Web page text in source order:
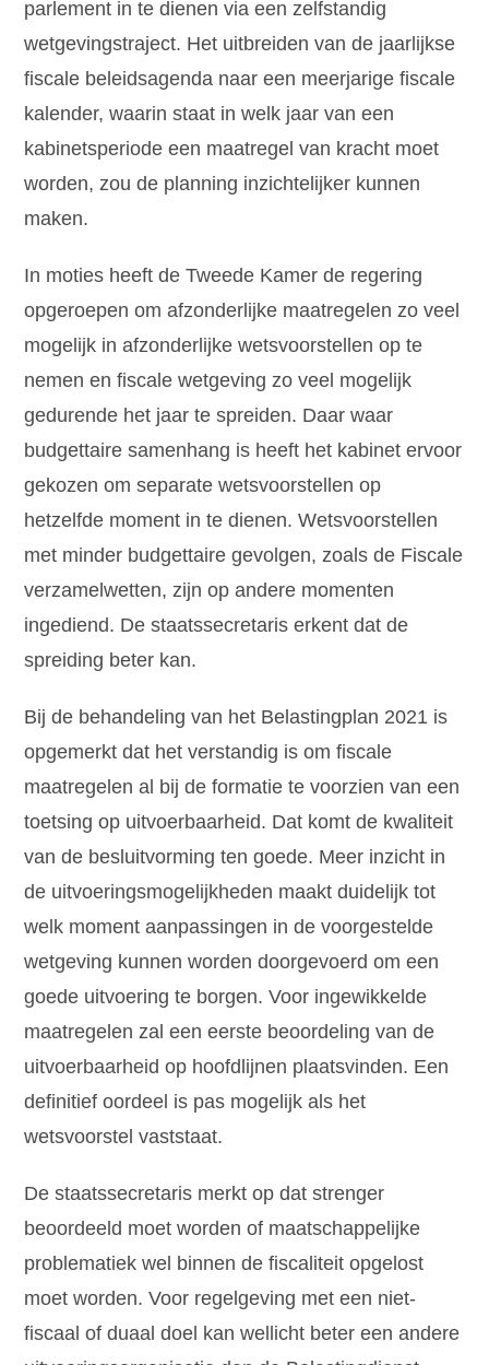
parlement in te dienen via een zelfstandig
wetgevingstraject. Het uitbreiden van de jaarlijkse
fiscale beleidsagenda naar een meerjarige fiscale
kalender, waarin staat in welk jaar van een
kabinetsperiode een maatregel van kracht moet
worden, zou de planning inzichtelijker kunnen
maken.
In moties heeft de Tweede Kamer de regering
opgeroepen om afzonderlijke maatregelen zo veel
mogelijk in afzonderlijke wetsvoorstellen op te
nemen en fiscale wetgeving zo veel mogelijk
gedurende het jaar te spreiden. Daar waar
budgettaire samenhang is heeft het kabinet ervoor
gekozen om separate wetsvoorstellen op
hetzelfde moment in te dienen. Wetsvoorstellen
met minder budgettaire gevolgen, zoals de Fiscale
verzamelwetten, zijn op andere momenten
ingediend. De staatssecretaris erkent dat de
spreiding beter kan.
Bij de behandeling van het Belastingplan 2021 is
opgemerkt dat het verstandig is om fiscale
maatregelen al bij de formatie te voorzien van een
toetsing op uitvoerbaarheid. Dat komt de kwaliteit
van de besluitvorming ten goede. Meer inzicht in
de uitvoeringsmogelijkheden maakt duidelijk tot
welk moment aanpassingen in de voorgestelde
wetgeving kunnen worden doorgevoerd om een
goede uitvoering te borgen. Voor ingewikkelde
maatregelen zal een eerste beoordeling van de
uitvoerbaarheid op hoofdlijnen plaatsvinden. Een
definitief oordeel is pas mogelijk als het
wetsvoorstel vaststaat.
De staatssecretaris merkt op dat strenger
beoordeeld moet worden of maatschappelijke
problematiek wel binnen de fiscaliteit opgelost
moet worden. Voor regelgeving met een niet-
fiscaal of duaal doel kan wellicht beter een andere